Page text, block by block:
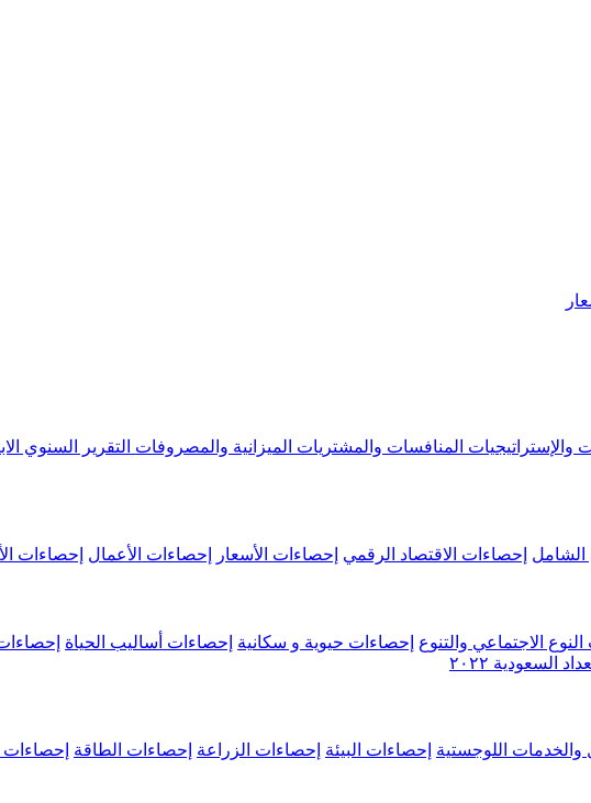
والإستراتيجيات المنافسات والمشتريات الميزانية والمصروفات التقرير السنوي
الشامل إحصاءات الاقتصاد الرقمي إحصاءات الأسعار إحصاءات الأعمال إحصاءات
الاجتماعي والتنوع إحصاءات حيوية و سكانية إحصاءات أساليب الحياة
السعودية ٢٠٢٢
والخدمات اللوجستية إحصاءات البيئة إحصاءات الزراعة إحصاءات الطاقة إحصاءات